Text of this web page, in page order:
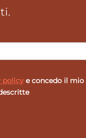
policy e concedo il mio